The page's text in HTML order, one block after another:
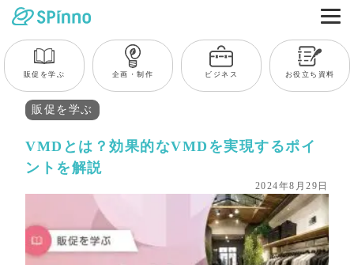
販促を学ぶ 企画・制作 ビジネス お役立ち資料
販促を学ぶ
VMDとは？効果的なVMDを実現するポイ
ントを解説
2024年8月29日